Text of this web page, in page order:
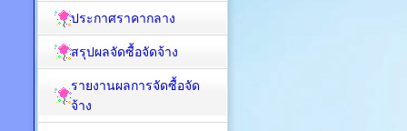
ประกาศราคากลาง
สรุปผลจัดซื้อจัดจ้าง
รายงานผลการจัดซื้อจัด
จ้าง